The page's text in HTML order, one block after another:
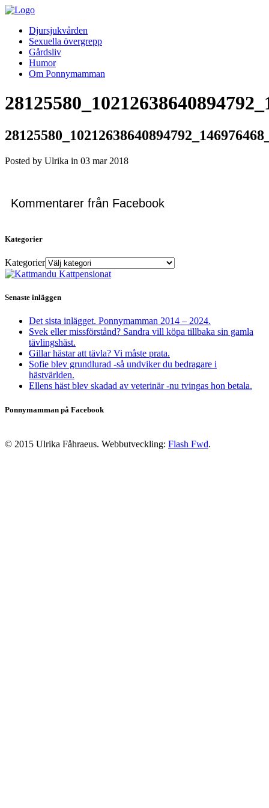
Djursjukvården
Sexuella övergrepp
Gårdsliv
Humor
Om Ponnymamman
Posted by Ulrika in 03 mar 2018
Kommentarer från Facebook
Kategorier
Kategorier
Senaste inläggen
Det sista inlägget. Ponnymamman 2014 – 2024.
Svek eller missförstånd? Sandra vill köpa tillbaka sin gamla
tävlingshäst.
Gillar hästar att tävla? Vi måste prata.
Sofie blev grundlurad -så undviker du bedragare i
hästvärlden.
Ellens häst blev skadad av veterinär -nu tvingas hon betala.
Ponnymamman på Facebook
© 2015 Ulrika Fåhraeus. Webbutveckling: Flash Fwd.